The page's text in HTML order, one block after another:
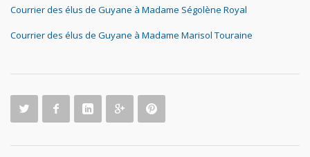
Courrier des élus de Guyane à Madame Ségolène Royal
Courrier des élus de Guyane à Madame Marisol Touraine